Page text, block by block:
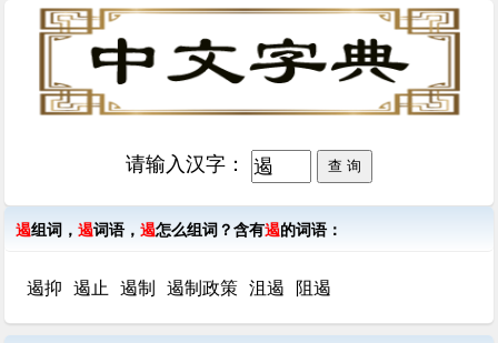
请输入汉字：
遏组词，遏词语，遏怎么组词？含有遏的词语：
遏抑 遏止 遏制 遏制政策 沮遏 阻遏